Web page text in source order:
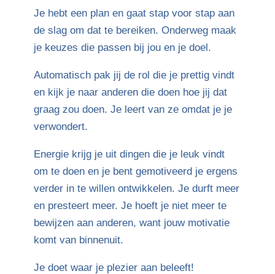
Je hebt een plan en gaat stap voor stap aan
de slag om dat te bereiken. Onderweg maak
je keuzes die passen bij jou en je doel.
Automatisch pak jij de rol die je prettig vindt
en kijk je naar anderen die doen hoe jij dat
graag zou doen. Je leert van ze omdat je je
verwondert.
Energie krijg je uit dingen die je leuk vindt
om te doen en je bent gemotiveerd je ergens
verder in te willen ontwikkelen. Je durft meer
en presteert meer. Je hoeft je niet meer te
bewijzen aan anderen, want jouw motivatie
komt van binnenuit.
Je doet waar je plezier aan beleeft!